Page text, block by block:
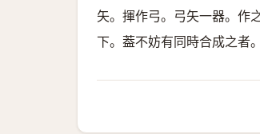
矢。揮作弓。弓矢一器。作
下。葢不妨有同時合成之者